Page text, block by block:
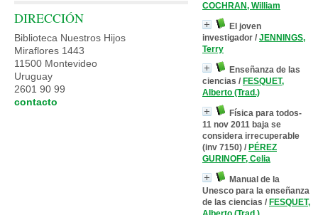
COCHRAN, William
El joven
investigador / JENNINGS,
Terry
Enseñanza de las
ciencias / FESQUET,
Alberto (Trad.)
Física para todos-
11 nov 2011 baja se
considera irrecuperable
(inv 7150) / PÉREZ
GURINOFF, Celia
Manual de la
Unesco para la enseñanza
de las ciencias / FESQUET,
DIRECCIÓN
Biblioteca Nuestros Hijos
Miraflores 1443
11500 Montevideo
Uruguay
2601 90 99
contacto